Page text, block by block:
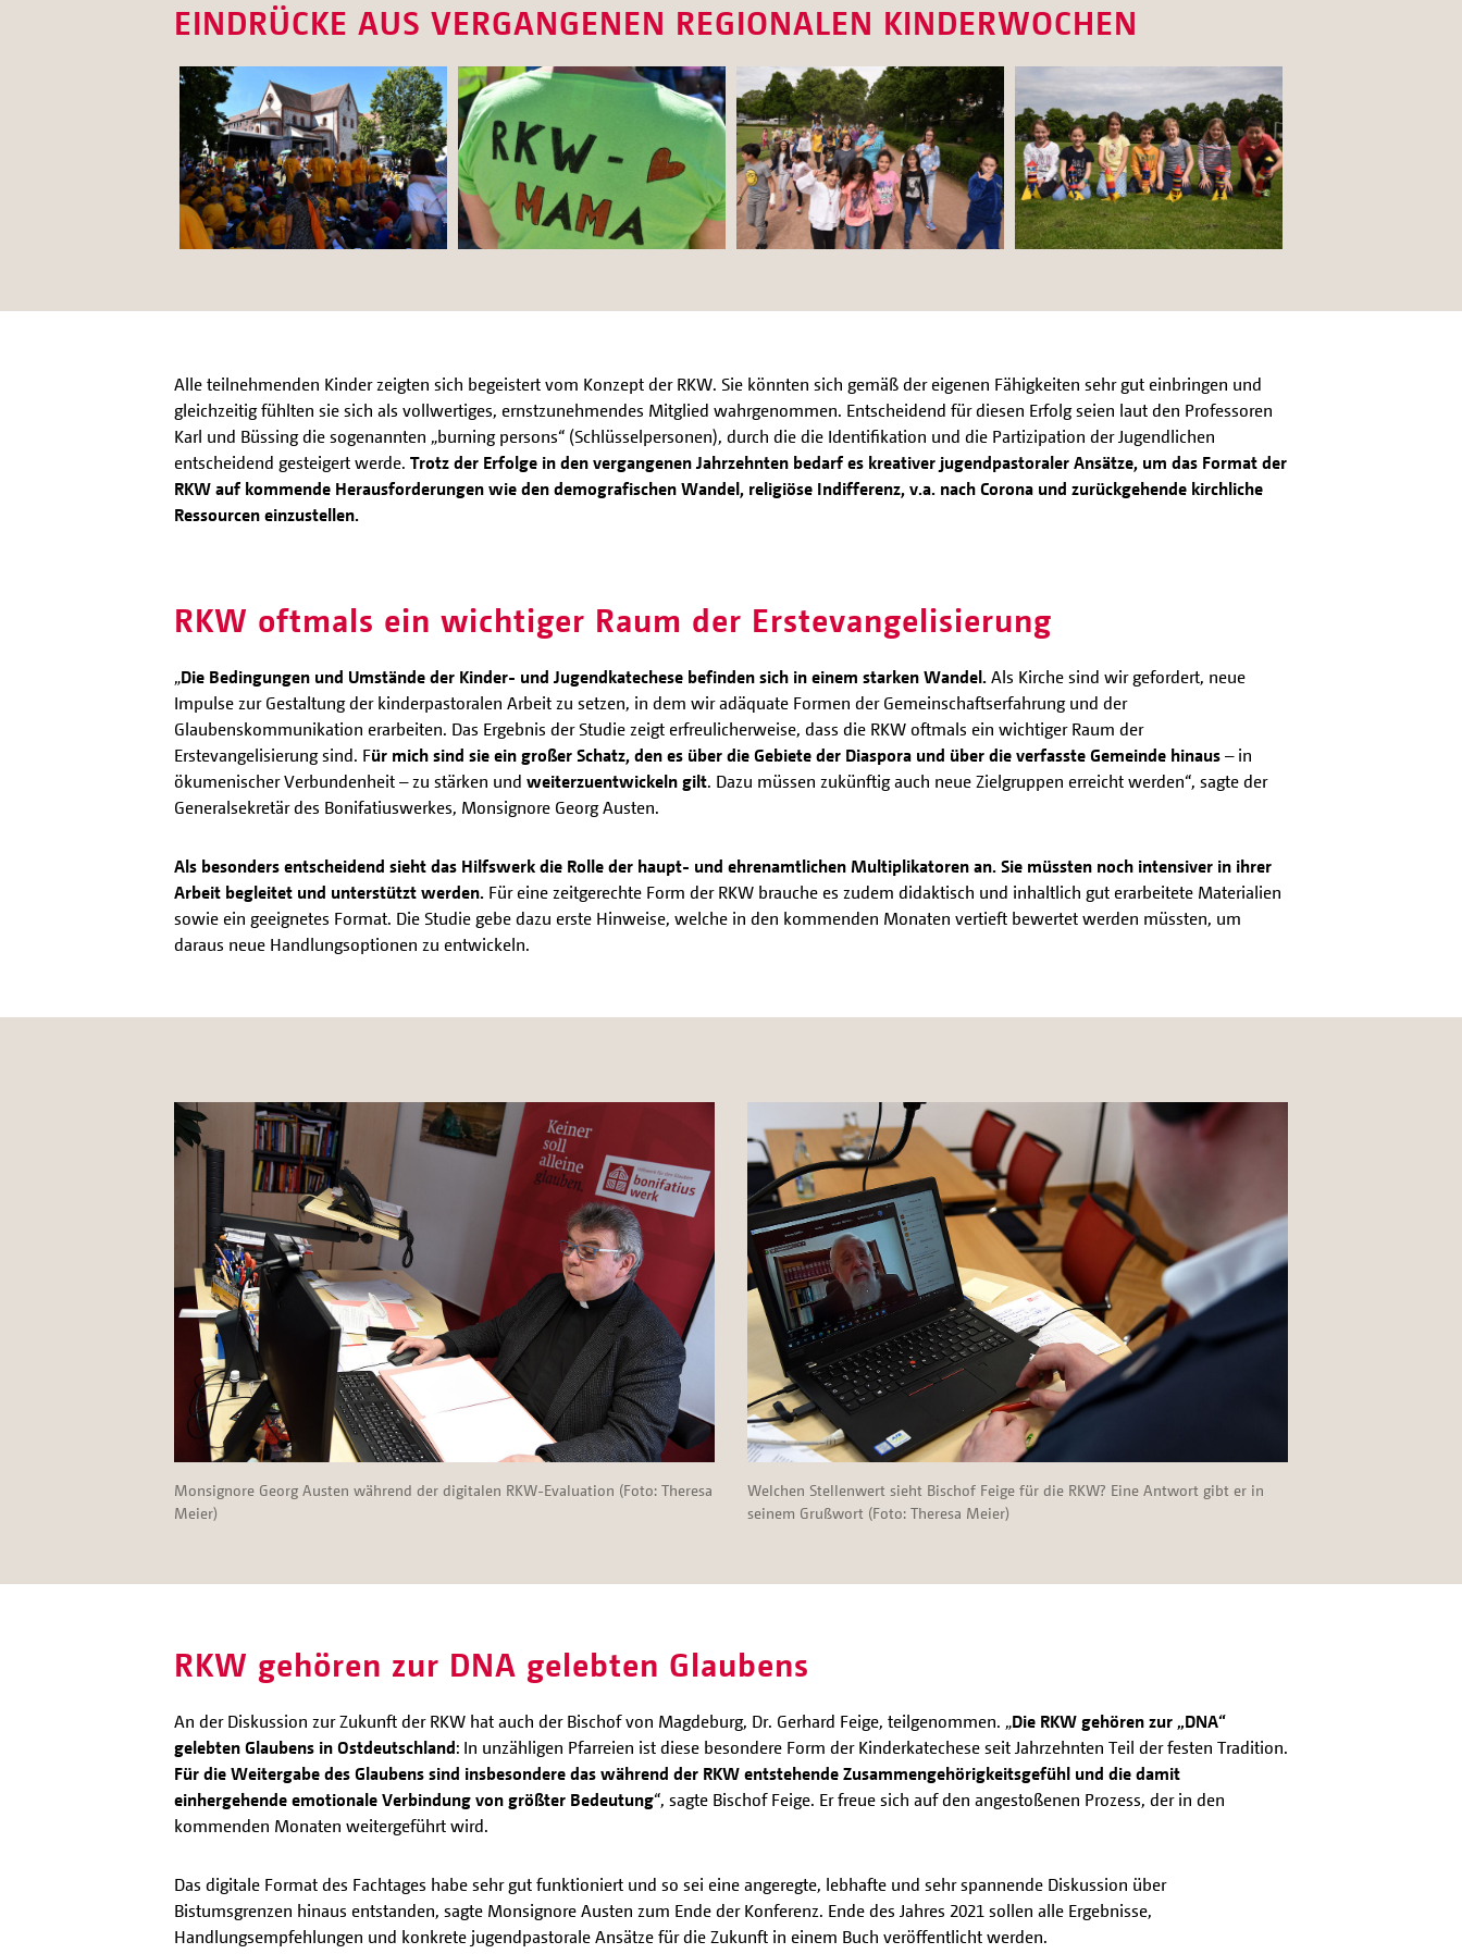
EINDRÜCKE AUS VERGANGENEN REGIONALEN KINDERWOCHEN
Alle teilnehmenden Kinder zeigten sich begeistert vom Konzept der RKW. Sie könnten sich gemäß der eigenen Fähigkeiten sehr gut einbringen und
gleichzeitig fühlten sie sich als vollwertiges, ernstzunehmendes Mitglied wahrgenommen. Entscheidend für diesen Erfolg seien laut den Professoren
Karl und Büssing die sogenannten „burning persons“ (Schlüsselpersonen), durch die die Identifikation und die Partizipation der Jugendlichen
entscheidend gesteigert werde. Trotz der Erfolge in den vergangenen Jahrzehnten bedarf es kreativer jugendpastoraler Ansätze, um das Format der
RKW auf kommende Herausforderungen wie den demografischen Wandel, religiöse Indifferenz, v.a. nach Corona und zurückgehende kirchliche
Ressourcen einzustellen.
RKW oftmals ein wichtiger Raum der Erstevangelisierung
„Die Bedingungen und Umstände der Kinder- und Jugendkatechese befinden sich in einem starken Wandel. Als Kirche sind wir gefordert, neue
Impulse zur Gestaltung der kinderpastoralen Arbeit zu setzen, in dem wir adäquate Formen der Gemeinschaftserfahrung und der
Glaubenskommunikation erarbeiten. Das Ergebnis der Studie zeigt erfreulicherweise, dass die RKW oftmals ein wichtiger Raum der
Erstevangelisierung sind. Für mich sind sie ein großer Schatz, den es über die Gebiete der Diaspora und über die verfasste Gemeinde hinaus – in
ökumenischer Verbundenheit – zu stärken und weiterzuentwickeln gilt. Dazu müssen zukünftig auch neue Zielgruppen erreicht werden“, sagte der
Generalsekretär des Bonifatiuswerkes, Monsignore Georg Austen.
Als besonders entscheidend sieht das Hilfswerk die Rolle der haupt- und ehrenamtlichen Multiplikatoren an. Sie müssten noch intensiver in ihrer
Arbeit begleitet und unterstützt werden. Für eine zeitgerechte Form der RKW brauche es zudem didaktisch und inhaltlich gut erarbeitete Materialien
sowie ein geeignetes Format. Die Studie gebe dazu erste Hinweise, welche in den kommenden Monaten vertieft bewertet werden müssten, um
daraus neue Handlungsoptionen zu entwickeln.
Monsignore Georg Austen während der digitalen RKW-Evaluation (Foto: Theresa
Meier)
Welchen Stellenwert sieht Bischof Feige für die RKW? Eine Antwort gibt er in
seinem Grußwort (Foto: Theresa Meier)
RKW gehören zur DNA gelebten Glaubens
An der Diskussion zur Zukunft der RKW hat auch der Bischof von Magdeburg, Dr. Gerhard Feige, teilgenommen. „Die RKW gehören zur „DNA“
gelebten Glaubens in Ostdeutschland: In unzähligen Pfarreien ist diese besondere Form der Kinderkatechese seit Jahrzehnten Teil der festen Tradition.
Für die Weitergabe des Glaubens sind insbesondere das während der RKW entstehende Zusammengehörigkeitsgefühl und die damit
einhergehende emotionale Verbindung von größter Bedeutung“, sagte Bischof Feige. Er freue sich auf den angestoßenen Prozess, der in den
kommenden Monaten weitergeführt wird.
Das digitale Format des Fachtages habe sehr gut funktioniert und so sei eine angeregte, lebhafte und sehr spannende Diskussion über
Bistumsgrenzen hinaus entstanden, sagte Monsignore Austen zum Ende der Konferenz. Ende des Jahres 2021 sollen alle Ergebnisse,
Handlungsempfehlungen und konkrete jugendpastorale Ansätze für die Zukunft in einem Buch veröffentlicht werden.